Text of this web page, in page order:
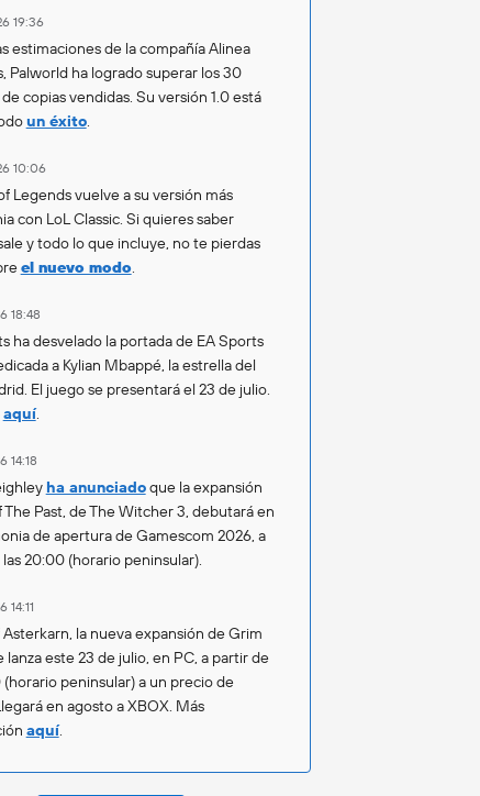
19:36
estimaciones de la compañía Alinea
Palworld ha logrado superar los 30
copias vendidas. Su versión 1.0 está
un éxito.
10:06
Legends vuelve a su versión más
con LoL Classic. Si quieres saber
y todo lo que incluye, no te pierdas
el nuevo modo.
18:48
ha desvelado la portada de EA Sports
a Kylian Mbappé, la estrella del
El juego se presentará el 23 de julio.
aquí.
14:18
ha anunciadoque la expansión
The Past, de The Witcher 3, debutará en
de apertura de Gamescom 2026, a
20:00 (horario peninsular).
14:11
Asterkarn, la nueva expansión de Grim
lanza este 23 de julio, en PC, a partir de
(horario peninsular) a un precio de
en agosto a XBOX. Más
aquí.